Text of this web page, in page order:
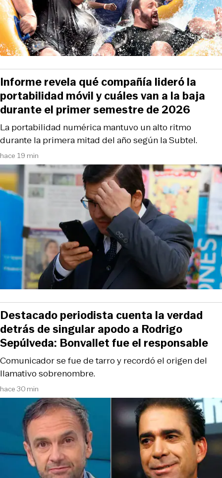
hace 19 min
La portabilidad numérica mantuvo un alto ritmo
durante la primera mitad del año según la Subtel.
Informe revela qué compañía lideró la
portabilidad móvil y cuáles van a la baja
durante el primer semestre de 2026
hace 30 min
Comunicador se fue de tarro y recordó el origen del
llamativo sobrenombre.
Destacado periodista cuenta la verdad
detrás de singular apodo a Rodrigo
Sepúlveda: Bonvallet fue el responsable